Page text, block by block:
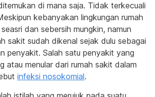
di mana saja. Tidak terkecuali
kebanyakan lingkungan rumah
dan sebersih mungkin, namun
sakit sudah dikenal sejak dulu sebagai
penyakit. Salah satu penyakit yang
atau menular dari rumah sakit dalam
infeksi nosokomial.